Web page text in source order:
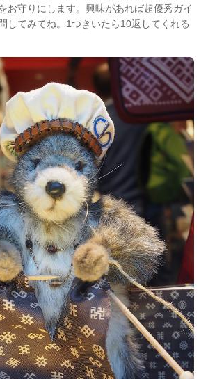
お守りにします。興味があれば超優秀ガイ
してみてね。1つきいたら10返してくれる